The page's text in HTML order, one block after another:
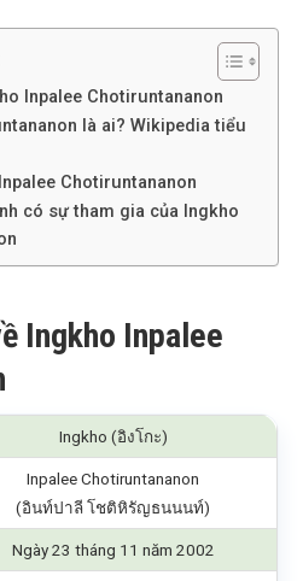
Inpalee Chotiruntananon
là ai? Wikipedia tiểu
Chotiruntananon
có sự tham gia của Ingkho
Ingkho Inpalee
Ingkho (อิงโกะ)
Inpalee Chotiruntananon
(อินท์ปาลี โชติหิรัญธนนนท์)
Ngày 23 tháng 11 năm 2002